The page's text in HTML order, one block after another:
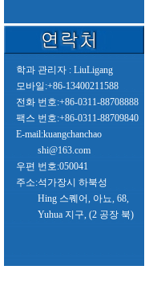
학과 관리자 : LiuLigang
모바일:+86-13400211588
전화 번호:+86-0311-88708888
팩스 번호:+86-0311-88709840
E-mail:kuangchanchao
shi@163.com
우편 번호:050041
주소:석가장시 하북성
Hing 스퀘어, 아뇨, 68,
Yuhua 지구, (2 공장 북)